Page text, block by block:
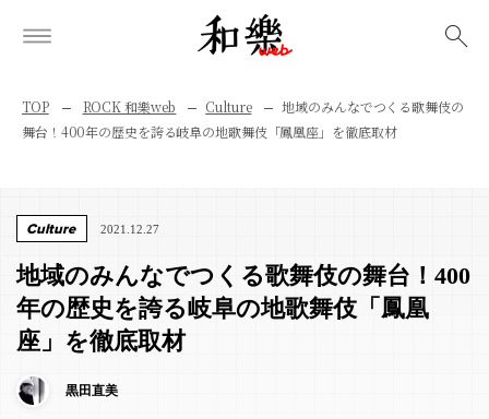
TOP ROCK 和樂web Culture
地域のみんなでつくる歌舞伎の
舞台！400年の歴史を誇る岐阜の地歌舞伎「鳳凰座」を徹底取材
Culture 2021.12.27
地域のみんなでつくる歌舞伎の舞台！400
年の歴史を誇る岐阜の地歌舞伎「鳳凰
座」を徹底取材
黒田直美